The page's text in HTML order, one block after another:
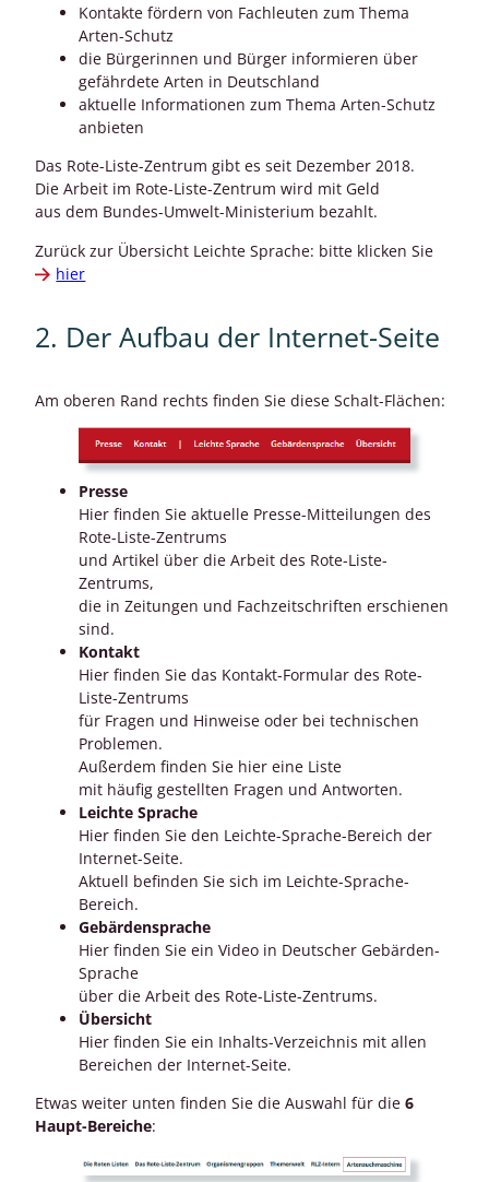
Kontakte fördern von Fachleuten zum Thema
Arten-Schutz
die Bürgerinnen und Bürger informieren über
gefährdete Arten in Deutschland
aktuelle Informationen zum Thema Arten-Schutz
anbieten
Das Rote-Liste-Zentrum gibt es seit Dezember 2018.
Die Arbeit im Rote-Liste-Zentrum wird mit Geld
aus dem Bundes-Umwelt-Ministerium bezahlt.
Zurück zur Übersicht Leichte Sprache: bitte klicken Sie
hier
2. Der Aufbau der Internet-Seite
Am oberen Rand rechts finden Sie diese Schalt-Flächen:
Presse
Hier finden Sie aktuelle Presse-Mitteilungen des
Rote-Liste-Zentrums
und Artikel über die Arbeit des Rote-Liste-
Zentrums,
die in Zeitungen und Fachzeitschriften erschienen
sind.
Kontakt
Hier finden Sie das Kontakt-Formular des Rote-
Liste-Zentrums
für Fragen und Hinweise oder bei technischen
Problemen.
Außerdem finden Sie hier eine Liste
mit häufig gestellten Fragen und Antworten.
Leichte Sprache
Hier finden Sie den Leichte-Sprache-Bereich der
Internet-Seite.
Aktuell befinden Sie sich im Leichte-Sprache-
Bereich.
Gebärdensprache
Hier finden Sie ein Video in Deutscher Gebärden-
Sprache
über die Arbeit des Rote-Liste-Zentrums.
Übersicht
Hier finden Sie ein Inhalts-Verzeichnis mit allen
Bereichen der Internet-Seite.
Etwas weiter unten finden Sie die Auswahl für die 6
Haupt-Bereiche: